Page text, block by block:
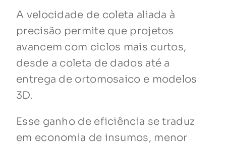
A velocidade de coleta aliada à
precisão permite que projetos
avancem com ciclos mais curtos,
desde a coleta de dados até a
entrega de ortomosaico e modelos
3D.
Esse ganho de eficiência se traduz
em economia de insumos, menor